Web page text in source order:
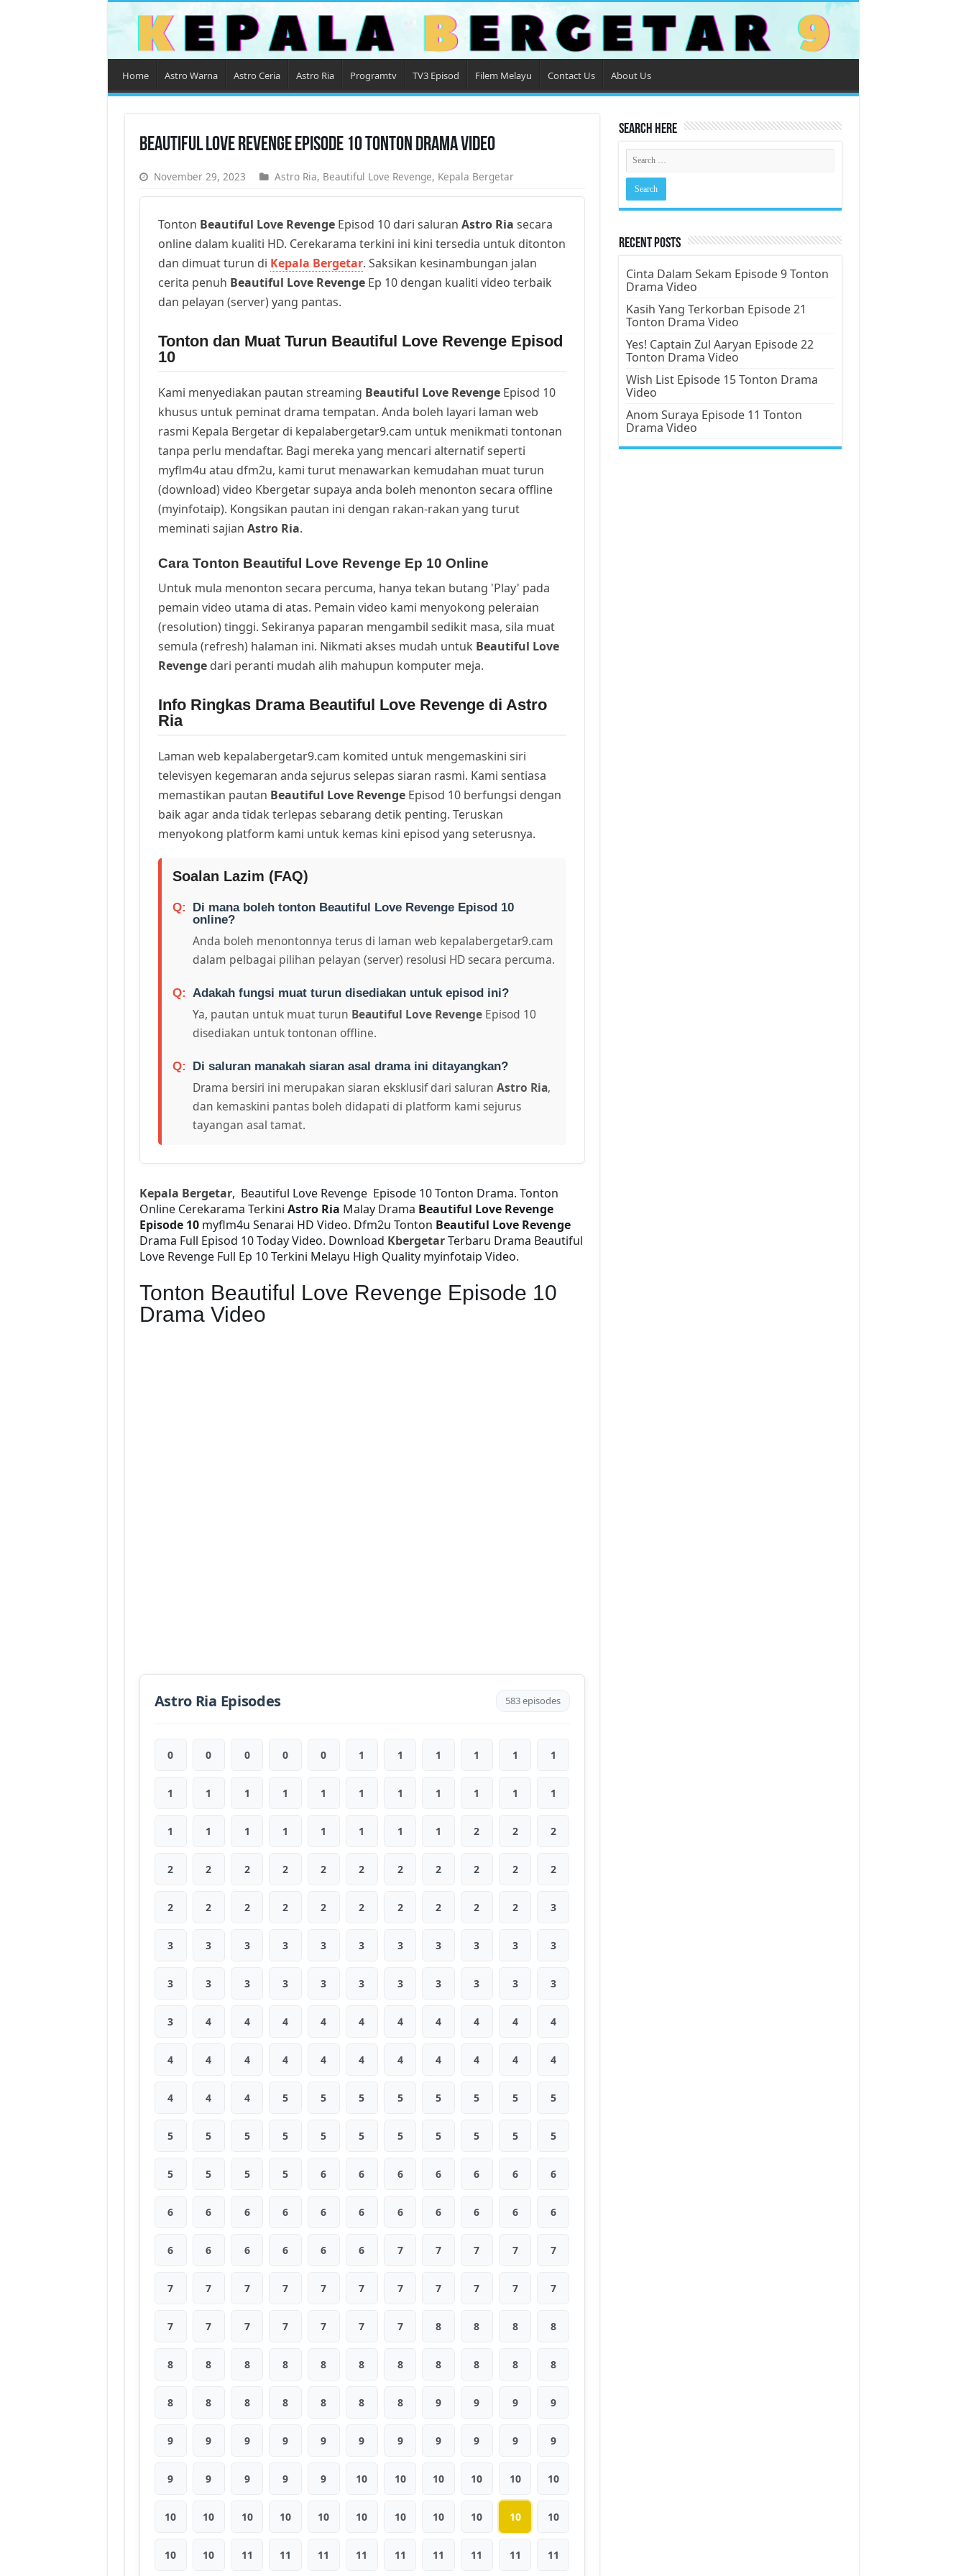
Home Astro Warna Astro Ceria Astro Ria Programtv TV3 Episod Filem Melayu Contact Us About Us
Beautiful Love Revenge Episode 10 Tonton Drama Video
November 29, 2023 Astro Ria, Beautiful Love Revenge, Kepala Bergetar
Tonton Beautiful Love RevengeEpisod 10 dari saluran Astro Ria secara
online dalam kualiti HD. Cerekarama terkini ini kini tersedia untuk ditonton
dan dimuat turun di Kepala Bergetar. Saksikan kesinambungan jalan
cerita penuh Beautiful Love RevengeEp 10 dengan kualiti video terbaik
dan pelayan (server) yang pantas.
Tonton dan Muat Turun Beautiful Love Revenge Episod
10
Kami menyediakan pautan streaming Beautiful Love RevengeEpisod 10
khusus untuk peminat drama tempatan. Anda boleh layari laman web
rasmi Kepala Bergetar di kepalabergetar9.cam untuk menikmati tontonan
tanpa perlu mendaftar. Bagi mereka yang mencari alternatif seperti
myflm4u atau dfm2u, kami turut menawarkan kemudahan muat turun
(download) video Kbergetar supaya anda boleh menonton secara offline
(myinfotaip). Kongsikan pautan ini dengan rakan-rakan yang turut
meminati sajian Astro Ria.
Cara Tonton Beautiful Love Revenge Ep 10 Online
Untuk mula menonton secara percuma, hanya tekan butang 'Play' pada
pemain video utama di atas. Pemain video kami menyokong peleraian
(resolution) tinggi. Sekiranya paparan mengambil sedikit masa, sila muat
semula (refresh) halaman ini. Nikmati akses mudah untuk Beautiful Love
Revengedari peranti mudah alih mahupun komputer meja.
Info Ringkas Drama Beautiful Love Revenge di Astro
Ria
Laman web kepalabergetar9.cam komited untuk mengemaskini siri
televisyen kegemaran anda sejurus selepas siaran rasmi. Kami sentiasa
memastikan pautan Beautiful Love RevengeEpisod 10 berfungsi dengan
baik agar anda tidak terlepas sebarang detik penting. Teruskan
menyokong platform kami untuk kemas kini episod yang seterusnya.
Soalan Lazim (FAQ)
Di mana boleh tonton Beautiful Love Revenge Episod 10
online?
Anda boleh menontonnya terus di laman web kepalabergetar9.cam
dalam pelbagai pilihan pelayan (server) resolusi HD secara percuma.
Adakah fungsi muat turun disediakan untuk episod ini?
Ya, pautan untuk muat turun Beautiful Love RevengeEpisod 10
disediakan untuk tontonan offline.
Di saluran manakah siaran asal drama ini ditayangkan?
Drama bersiri ini merupakan siaran eksklusif dari saluran Astro Ria,
dan kemaskini pantas boleh didapati di platform kami sejurus
tayangan asal tamat.
Kepala Bergetar, Beautiful Love Revenge Episode 10 Tonton Drama. Tonton
Online Cerekarama Terkini Astro Ria Malay Drama Beautiful Love Revenge
Episode 10 myflm4u Senarai HD Video. Dfm2u Tonton Beautiful Love Revenge
Drama Full Episod 10 Today Video. Download KbergetarTerbaru Drama Beautiful
Love Revenge Full Ep 10 Terkini Melayu High Quality myinfotaip Video.
Tonton Beautiful Love Revenge Episode 10
Drama Video
Astro Ria Episodes 583 episodes
0 0 0 0 0 1 1 1 1 1 1
1 1 1 1 1 1 1 1 1 1 1
1 1 1 1 1 1 1 1 2 2 2
2 2 2 2 2 2 2 2 2 2 2
2 2 2 2 2 2 2 2 2 2 3
3 3 3 3 3 3 3 3 3 3 3
3 3 3 3 3 3 3 3 3 3 3
3 4 4 4 4 4 4 4 4 4 4
4 4 4 4 4 4 4 4 4 4 4
4 4 4 5 5 5 5 5 5 5 5
5 5 5 5 5 5 5 5 5 5 5
5 5 5 5 6 6 6 6 6 6 6
6 6 6 6 6 6 6 6 6 6 6
6 6 6 6 6 6 7 7 7 7 7
7 7 7 7 7 7 7 7 7 7 7
7 7 7 7 7 7 7 8 8 8 8
8 8 8 8 8 8 8 8 8 8 8
8 8 8 8 8 8 8 9 9 9 9
9 9 9 9 9 9 9 9 9 9 9
9 9 9 9 9 10 10 10 10 10 10
10 10 10 10 10 10 10 10 10 10 10
10 10 11 11 11 11 11 11 11 11 11
Search Here
Recent Posts
Cinta Dalam Sekam Episode 9 Tonton
Drama Video
Kasih Yang Terkorban Episode 21
Tonton Drama Video
Yes! Captain Zul Aaryan Episode 22
Tonton Drama Video
Wish List Episode 15 Tonton Drama
Video
Anom Suraya Episode 11 Tonton
Drama Video